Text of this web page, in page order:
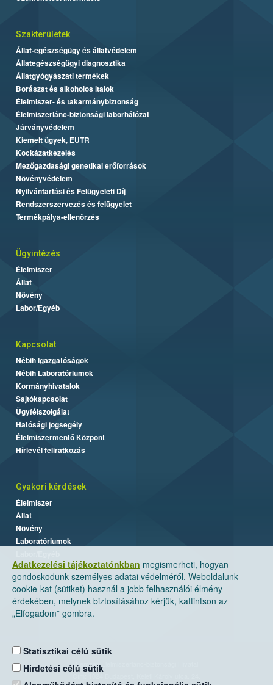
Adatkezelési tájékoztatónkban megismerheti, hogyan
gondoskodunk személyes adatai védelméről. Weboldalunk
cookie-kat (sütiket) használ a jobb felhasználói élmény
érdekében, melynek biztosításához kérjük, kattintson az
„Elfogadom” gombra.
Statisztikai célú sütik
Hirdetési célú sütik
Szakterületek
Állat-egészségügy és állatvédelem
Állategészségügyi diagnosztika
Állatgyógyászati termékek
Borászat és alkoholos italok
Élelmiszer- és takarmánybiztonság
Élelmiszerlánc-biztonsági laborhálózat
Járványvédelem
Kiemelt ügyek, EUTR
Kockázatkezelés
Mezőgazdasági genetikai erőforrások
Növényvédelem
Nyilvántartási és Felügyeleti Díj
Rendszerszervezés és felügyelet
Termékpálya-ellenőrzés
Ügyintézés
Élelmiszer
Állat
Növény
Labor/Egyéb
Kapcsolat
Nébih Igazgatóságok
Nébih Laboratóriumok
Kormányhivatalok
Sajtókapcsolat
Ügyfélszolgálat
Hatósági jogsegély
Élelmiszermentő Központ
Hírlevél feliratkozás
Gyakori kérdések
Élelmiszer
Állat
Növény
Laboratóriumok
Nemzeti Élelmiszerlánc-biztonsági Hivatal